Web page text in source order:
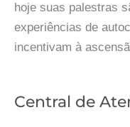
hoje suas palestras
experiências de
incentivam à
Central de